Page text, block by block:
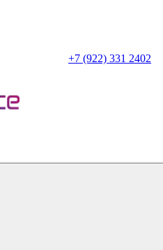
+7 (922) 331 2402